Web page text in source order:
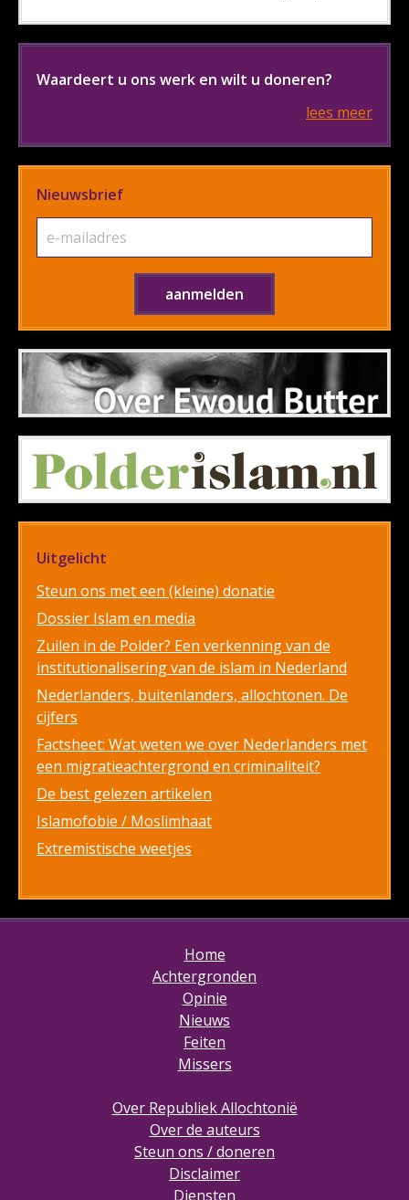
Waardeert u ons werk en wilt u doneren?
lees meer
Nieuwsbrief
Uitgelicht
Steun ons met een (kleine) donatie
Dossier Islam en media
Zuilen in de Polder? Een verkenning van de
institutionalisering van de islam in Nederland
Nederlanders, buitenlanders, allochtonen. De
cijfers
Factsheet: Wat weten we over Nederlanders met
een migratieachtergrond en criminaliteit?
De best gelezen artikelen
Islamofobie / Moslimhaat
Extremistische weetjes
Home
Achtergronden
Opinie
Nieuws
Feiten
Missers
Over Republiek Allochtonië
Over de auteurs
Steun ons / doneren
Disclaimer
Diensten